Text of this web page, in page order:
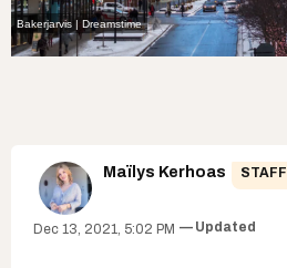
Bakerjarvis | Dreamstime
Maïlys Kerhoas STAFF
Dec 13, 2021, 5:02 PM Updated